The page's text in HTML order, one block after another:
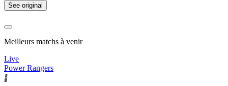
See original
Meilleurs matchs à venir
Live
Power Rangers